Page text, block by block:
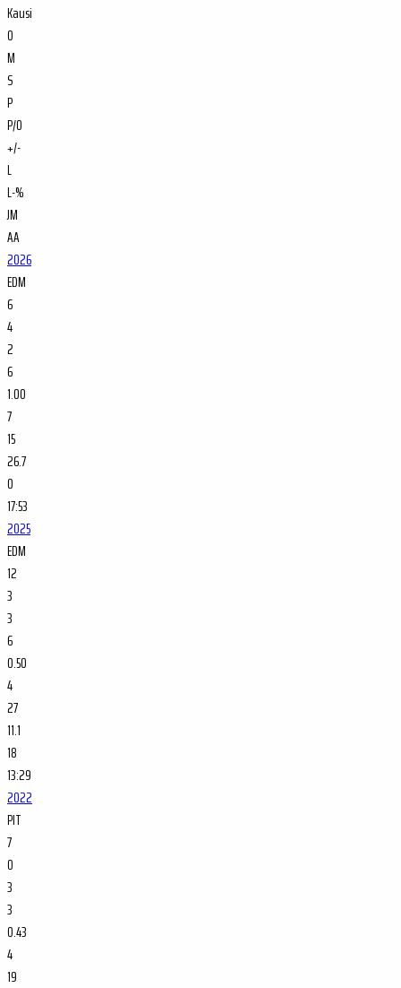
Kausi
O
M
S
P
P/O
+/-
L
L-%
JM
AA
2026
EDM
6
4
2
6
1.00
7
15
26.7
0
17:53
2025
EDM
12
3
3
6
0.50
4
27
11.1
18
13:29
2022
PIT
7
0
3
3
0.43
4
19